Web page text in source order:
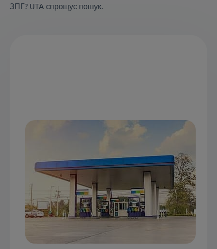
ЗПГ? UTA спрощує пошук.